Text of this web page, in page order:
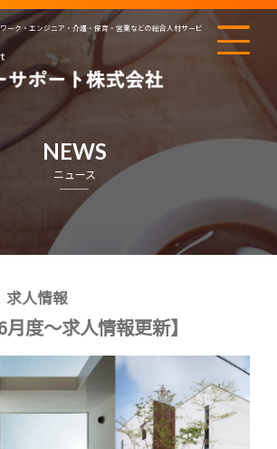
ーク・エンジニア・介護・保育・営業などの総合人材サービ
NEWS
ニュース
求人情報
月度～求人情報更新】